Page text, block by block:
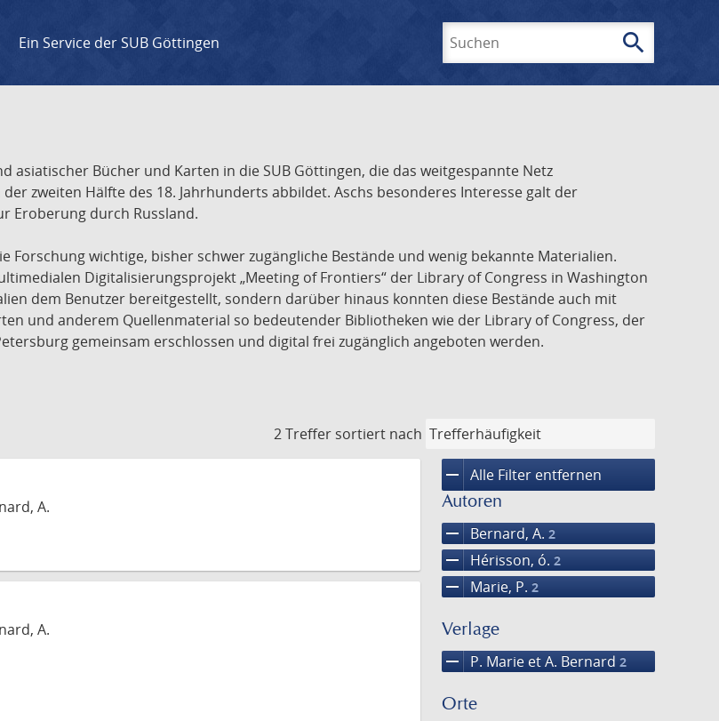
Ein Service der SUB Göttingen search
asiatischer Bücher und Karten in die SUB Göttingen, die das weitgespannte Netz
zweiten Hälfte des 18. Jahrhunderts abbildet. Aschs besonderes Interesse galt der
Eroberung durch Russland.
wichtige, bisher schwer zugängliche Bestände und wenig bekannte Materialien.
Digitalisierungsprojekt „Meeting of Frontiers“ der Library of Congress in Washington
dem Benutzer bereitgestellt, sondern darüber hinaus konnten diese Bestände auch mit
und anderem Quellenmaterial so bedeutender Bibliotheken wie der Library of Congress, der
gemeinsam erschlossen und digital frei zugänglich angeboten werden.
2 Treffer sortiert nach
remove Alle Filter entfernen
Autoren
remove Bernard, A. 2
remove Hérisson, ó. 2
remove Marie, P. 2
Verlage
remove P. Marie et A. Bernard 2
Orte
A.
A.